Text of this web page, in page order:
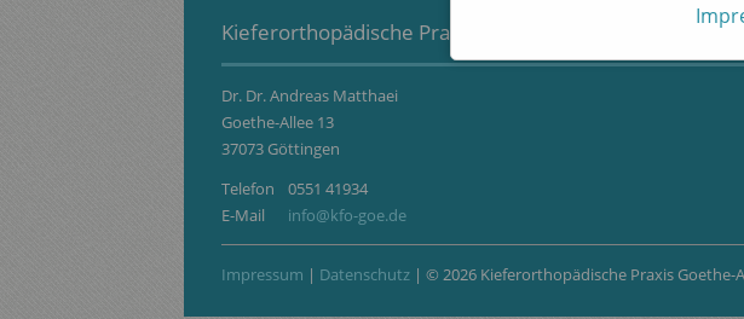
Kieferorthopädische Praxis Goethe-Allee
Dr. Dr. Andreas Matthaei
Goethe-Allee 13
37073 Göttingen
Telefon
0551 41934
E-Mail
info@kfo-goe.de
Impressum | Datenschutz | © 2026 Kieferorthopädische Praxis Goethe-